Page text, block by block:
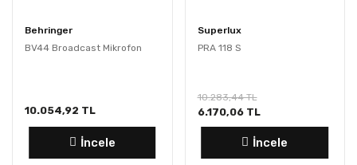
Behringer
BV44 Broadcast Mikrofon
10.054,92 TL
İncele
Superlux
PRA 118 S
10.283,44 TL
6.170,06 TL
İncele